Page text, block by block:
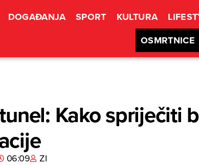
DOGAĐANJA SPORT KULTURA
OSMRTNICE
Kako spriječiti
06:09 ZI